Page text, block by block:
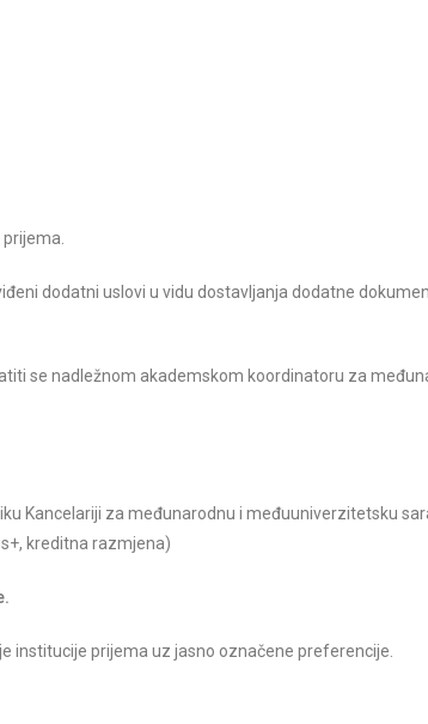
dodatni uslovi u vidu dostavljanja dodatne
se nadležnom akademskom koordinatoru za
Kancelariji za međunarodnu i međuuniverzitetsku
kreditna razmjena)
institucije prijema uz jasno označene preferencije.